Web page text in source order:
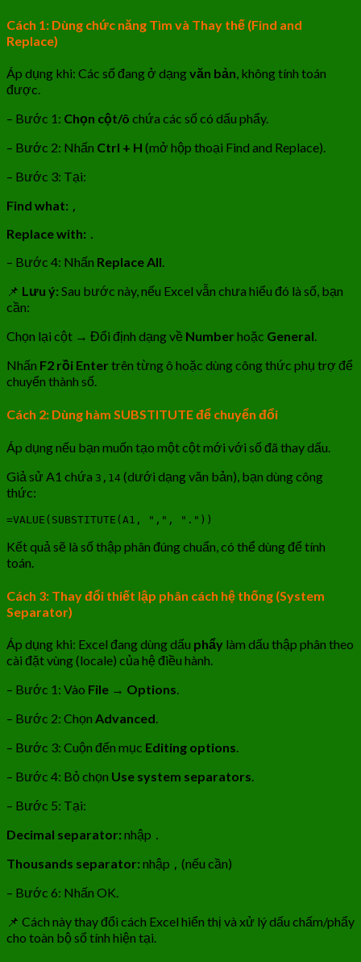
Cách 1: Dùng chức năng Tìm và Thay thế (Find and
Replace)
Áp dụng khi: Các số đang ở dạngvăn bản, không tính toán
được.
– Bước 1: Chọn cột/ô chứa các số có dấu phẩy.
– Bước 2: Nhấn Ctrl + H (mở hộp thoại Find and Replace).
– Bước 3: Tại:
Find what: ,
Replace with: .
– Bước 4: Nhấn Replace All.
📌 Lưu ý: Sau bước này, nếu Excel vẫn chưa hiểu đó là số, bạn
cần:
Chọn lại cột → Đổi định dạng về Number hoặc General.
Nhấn F2 rồi Enter trên từng ô hoặc dùng công thức phụ trợ để
chuyển thành số.
Cách 2: Dùng hàm SUBSTITUTE để chuyển đổi
Áp dụng nếu bạn muốn tạo một cột mới với số đã thay dấu.
Giả sử A1 chứa 3,14 (dưới dạng văn bản), bạn dùng công
thức:
=VALUE(SUBSTITUTE(A1, ",", "."))
Kết quả sẽ là số thập phân đúng chuẩn, có thể dùng để tính
toán.
Cách 3: Thay đổi thiết lập phân cách hệ thống (System
Separator)
Áp dụng khi: Excel đang dùng dấu phẩy làm dấu thập phân theo
cài đặt vùng (locale) của hệ điều hành.
– Bước 1: Vào File → Options.
– Bước 2: Chọn Advanced.
– Bước 3: Cuộn đến mục Editing options.
– Bước 4: Bỏ chọn Use system separators.
– Bước 5: Tại:
Decimal separator: nhập .
Thousands separator: nhập , (nếu cần)
– Bước 6: Nhấn OK.
📌 Cách này thay đổi cách Excel hiển thị và xử lý dấu chấm/phẩy
cho toàn bộ sổ tính hiện tại.